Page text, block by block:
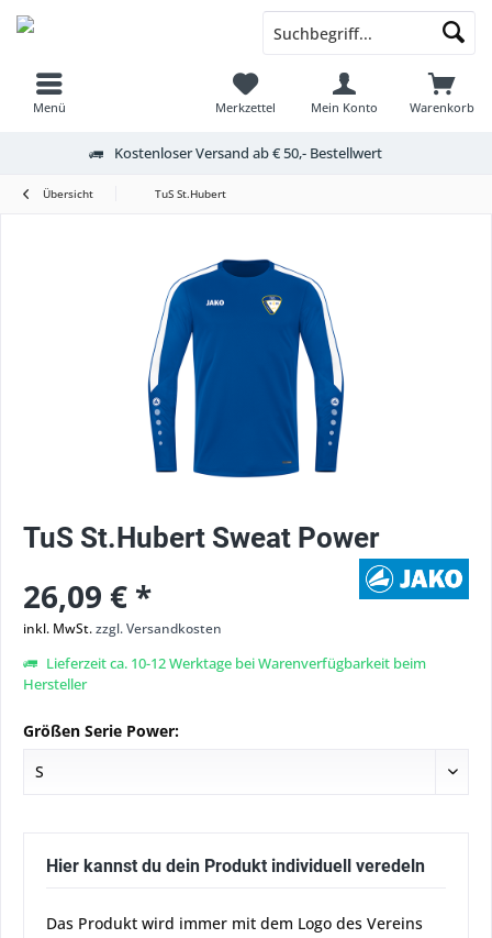
Menü Warenkorb
Merkzettel Mein Konto
Kostenloser Versand ab € 50,- Bestellwert
Übersicht TuS St.Hubert
TuS St.Hubert Sweat Power
26,09 € *
inkl. MwSt.zzgl. Versandkosten
Lieferzeit ca. 10-12 Werktage bei Warenverfügbarkeit beim
Hersteller
Größen Serie Power:
Hier kannst du dein Produkt individuell veredeln
Das Produkt wird immer mit dem Logo des Vereins